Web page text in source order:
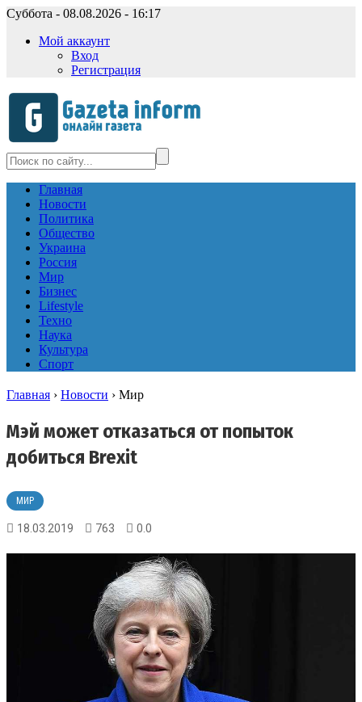
Суббота - 08.08.2026 - 16:17
Мой аккаунт
Вход
Регистрация
Главная
Новости
Политика
Общество
Украина
Россия
Мир
Бизнес
Lifestyle
Техно
Наука
Культура
Спорт
Главная › Новости › Мир
Мэй может отказаться от попыток
добиться Brexit
МИР
18.03.2019 763 0.0